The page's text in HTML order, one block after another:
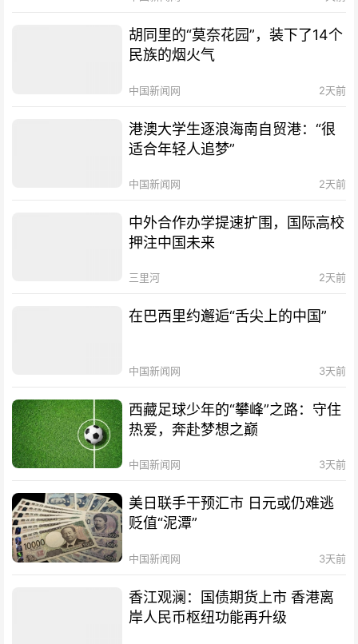
胡同里的“莫奈花园”，装下了14个
民族的烟火气
中国新闻网 2天前
港澳大学生逐浪海南自贸港：“很
适合年轻人追梦”
中国新闻网 2天前
中外合作办学提速扩围，国际高校
押注中国未来
三里河 2天前
在巴西里约邂逅“舌尖上的中国”
中国新闻网 3天前
西藏足球少年的“攀峰”之路：守住
热爱，奔赴梦想之巅
中国新闻网 3天前
美日联手干预汇市 日元或仍难逃
贬值“泥潭”
中国新闻网 3天前
香江观澜：国债期货上市 香港离
岸人民币枢纽功能再升级